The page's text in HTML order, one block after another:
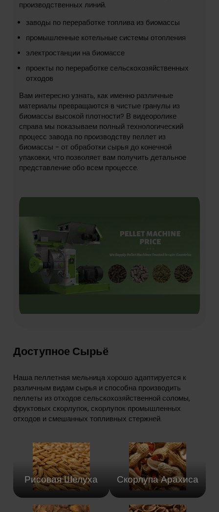
производственных линий.
заводы по переработке топлива из биомассы
промышленные котельные системы отопления
электростанции на биомассе
проекты по переработке сельскохозяйственных
отходов
Вам интересно узнать, как именно различные
материалы превращаются в чистые гранулы из
биомассы высокой плотности? В видеоролике
справа мы показываем полный технологический
процесс завода по производству пеллет из
биомассы - от обработки сырья до конечной
упаковки, что позволяет вам получить детальное
представление обо всем процессе.
Доступное Сырьё
Наша пеллетная мельница хорошо адаптируется к
различным видам сырья и способна производить
пеллеты из отходов сельскохозяйственной соломы,
фруктовых скорлупок, скорлупок промышленных
отходов и смешанных топливных стержней.
Рисовая Шелуха Скорлупа Арахиса